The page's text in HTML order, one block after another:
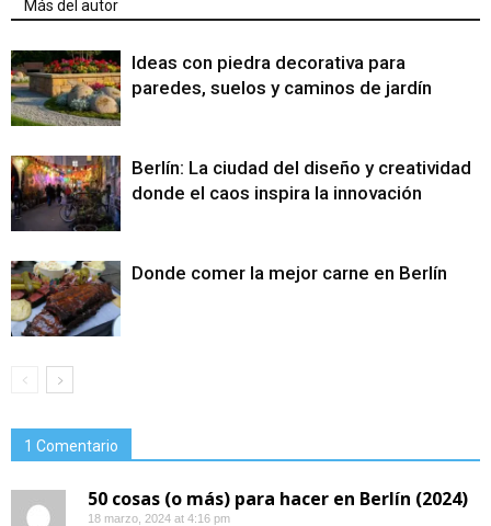
Más del autor
Ideas con piedra decorativa para
paredes, suelos y caminos de jardín
Berlín: La ciudad del diseño y creatividad
donde el caos inspira la innovación
Donde comer la mejor carne en Berlín
1 Comentario
50 cosas (o más) para hacer en Berlín (2024)
18 marzo, 2024 at 4:16 pm